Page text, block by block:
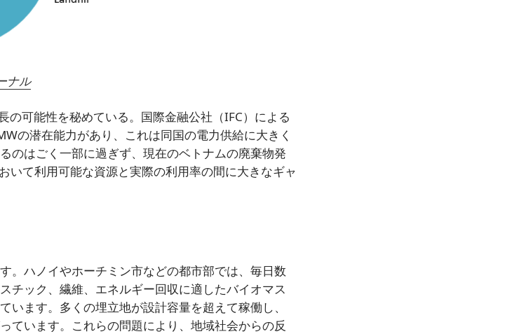
ナル
可能性を秘めている。国際金融公社（IFC）による
の潜在能力があり、これは同国の電力供給に大きく
のはごく一部に過ぎず、現在のベトナムの廃棄物発
いて利用可能な資源と実際の利用率の間に大きなギャ
。ハノイやホーチミン市などの都市部では、毎日数
チック、繊維、エネルギー回収に適したバイオマス
ます。多くの埋立地が設計容量を超えて稼働し、
ています。これらの問題により、地域社会からの反